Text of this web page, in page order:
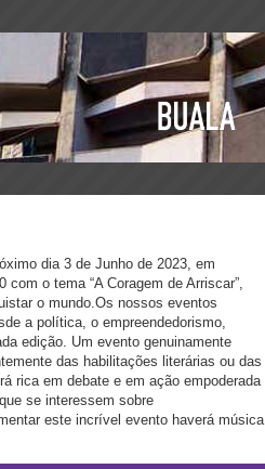
dia 3 de Junho de 2023, em
o tema “A Coragem de Arriscar”,
o mundo.Os nossos eventos
a política, o empreendedorismo,
edição. Um evento genuinamente
das habilitações literárias ou das
rica em debate e em ação empoderada
se interessem sobre
este incrível evento haverá música